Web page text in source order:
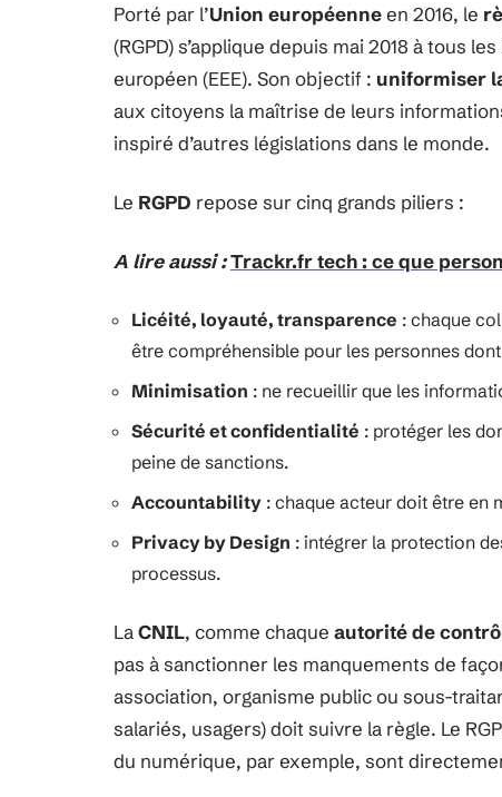
Porté par l’Union européenneen 2016, le
(RGPD) s’applique depuis mai 2018 à tous les
européen (EEE). Son objectif : uniformiser
aux citoyens la maîtrise de leurs
inspiré d’autres législations dans le monde.
Le RGPD repose sur cinq grands piliers :
A lire aussi :Trackr.fr tech : ce que
Licéité, loyauté, transparence : chaque
être compréhensible pour les personnes
Minimisation : ne recueillir que les
Sécurité et confidentialité : protéger les
peine de sanctions.
Accountability : chaque acteur doit être en
Privacy by Design : intégrer la protection
processus.
LaCNIL, comme chaque autorité de
pas à sanctionner les manquements de
association, organisme public ou sous-
salariés, usagers) doit suivre la règle. Le
du numérique, par exemple, sont